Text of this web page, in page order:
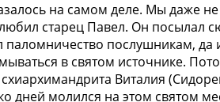
на самом деле. Мы даже не
старец Павел. Он посылал
паломничество послушникам, да
в святом источнике.
Виталия
дней молился на этом святом